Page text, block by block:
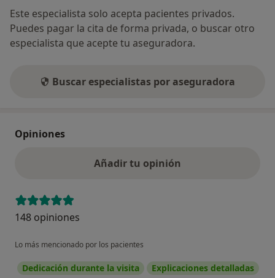
Este especialista solo acepta pacientes privados.
Puedes pagar la cita de forma privada, o buscar otro
especialista que acepte tu aseguradora.
Buscar especialistas por aseguradora
Opiniones
Añadir tu opinión
148 opiniones
Lo más mencionado por los pacientes
Dedicación durante la visita
Explicaciones detalladas